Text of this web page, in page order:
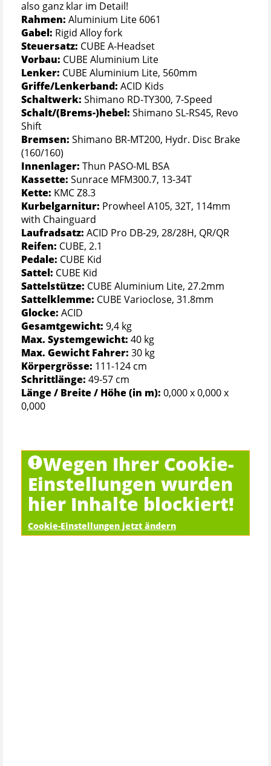
also ganz klar im Detail!
Rahmen: Aluminium Lite 6061
Gabel: Rigid Alloy fork
Steuersatz: CUBE A-Headset
Vorbau: CUBE Aluminium Lite
Lenker: CUBE Aluminium Lite, 560mm
Griffe/Lenkerband: ACID Kids
Schaltwerk: Shimano RD-TY300, 7-Speed
Schalt/(Brems-)hebel: Shimano SL-RS45, Revo
Shift
Bremsen: Shimano BR-MT200, Hydr. Disc Brake
(160/160)
Innenlager: Thun PASO-ML BSA
Kassette: Sunrace MFM300.7, 13-34T
Kette: KMC Z8.3
Kurbelgarnitur: Prowheel A105, 32T, 114mm
with Chainguard
Laufradsatz: ACID Pro DB-29, 28/28H, QR/QR
Reifen: CUBE, 2.1
Pedale: CUBE Kid
Sattel: CUBE Kid
Sattelstütze: CUBE Aluminium Lite, 27.2mm
Sattelklemme: CUBE Varioclose, 31.8mm
Glocke: ACID
Gesamtgewicht: 9,4 kg
Max. Systemgewicht: 40 kg
Max. Gewicht Fahrer: 30 kg
Körpergrösse: 111-124 cm
Schrittlänge: 49-57 cm
Länge / Breite / Höhe (in m): 0,000 x 0,000 x
0,000
Wegen Ihrer Cookie-
Einstellungen wurden
hier Inhalte blockiert!
Cookie-Einstellungen jetzt ändern